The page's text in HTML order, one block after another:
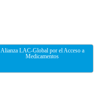
Alianza LAC-Global por el Acceso a
Medicamentos